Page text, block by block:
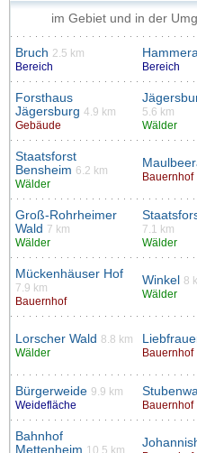
im Gebiet und in der
Bruch 2.5 km
Bereich
Bereich
Forsthaus
Jägersburg 4.9 km
Gebäude
5.6 km
Wälder
Staatsforst
Bensheim 6.2 km
Wälder
Bauernhof
Groß-Rohrheimer
Wald 7 km
Wälder
7.1 km
Wälder
Mückenhäuser Hof
7.9 km
Bauernhof
Winkel 8
Wälder
Lorscher Wald 8.8 km
Wälder
Bauernhof
Bürgerweide 9.9 km
Weidefläche
Bauernhof
Bahnhof
Mettenheim 10.5 km